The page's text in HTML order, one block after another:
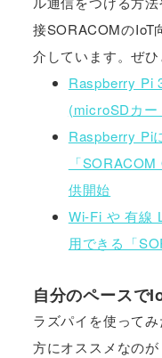
接SORACOMのIoT
介しています。ぜひ
Raspberry Pi
(microSDカー
Raspberry Pi
「
供開始
Wi-Fi や 有線
用できる「
自分のペースで
ラズパイを使って
方にオススメなのが